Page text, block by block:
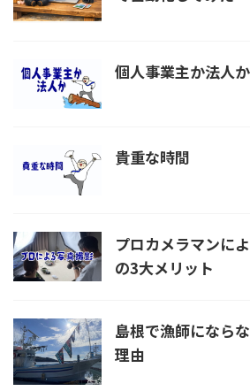
個人事業主か法人か
貴重な時間
プロカメラマンに
の3大メリット
島根で漁師になら
理由